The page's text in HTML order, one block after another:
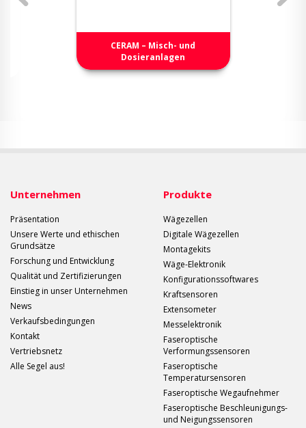
CERAM – Misch- und
Dosieranlagen
Unternehmen
Präsentation
Unsere Werte und ethischen
Grundsätze
Forschung und Entwicklung
Qualität und Zertifizierungen
Einstieg in unser Unternehmen
News
Verkaufsbedingungen
Kontakt
Vertriebsnetz
Alle Segel aus!
Produkte
Wägezellen
Digitale Wägezellen
Montagekits
Wäge-Elektronik
Konfigurationssoftwares
Kraftsensoren
Extensometer
Messelektronik
Faseroptische
Verformungssensoren
Faseroptische
Temperatursensoren
Faseroptische Wegaufnehmer
Faseroptische Beschleunigungs-
und Neigungssensoren